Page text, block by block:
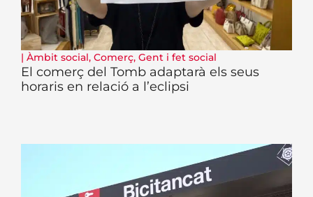
| Àmbit social, Comerç, Gent i fet social
El comerç del Tomb adaptarà els seus
horaris en relació a l’eclipsi